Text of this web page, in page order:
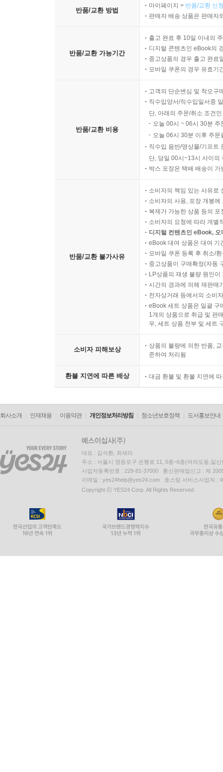
반품/교환 방법
마이페이지 > 반품/교환 신
판매자 배송 상품은 판매자
반품/교환 가능기간
출고 완료 후 10일 이내의
디지털 콘텐츠인 eBook의
중고상품의 경우 출고 완료
모바일 쿠폰의 경우 유효기
반품/교환 비용
고객의 단순변심 및 착오구
직수입양서/직수입일서중
단, 아래의 주문/취소 조건
오늘 00시 ~ 06시 30분
오늘 06시 30분 이후 주
직수입 음반/영상물/기프트
단, 당일 00시~13시 사이의
박스 포장은 택배 배송이
반품/교환 불가사유
소비자의 책임 있는 사유로
소비자의 사용, 포장 개봉
복제가 가능한 상품 등의
소비자의 요청에 따라 개별
디지털 컨텐츠인 eBook,
eBook 대여 상품은 대여 기
모바일 쿠폰 등록 후 취소/
중고상품이 구매확정(자동
LP상품의 재생 불량 원인
시간의 경과에 의해 재판매
전자상거래 등에서의 소비
eBook 세트 상품은 일괄 구
1개의 상품으로 취급 및 판
우, 세트 상품 전부 및 세트
소비자 피해보상
상품의 불량에 의한 반품,
준하여 처리됨
환불 지연에 따른 배상 대금 환불 및 환불 지연에
회사소개 인재채용 이용약관 개인정보처리방침 청소년보호정책 도서홍보안내
대표 : 김석환, 최세라
주소 : 서울시 영등포구 은행로 11, 5층~6층(여의도동,일신
사업자등록번호 : 229-81-37000 통신판매업신고 : 제
이메일 : yes24help@yes24.com 호스팅 서비스사업자 :
Copyright ⓒ YES24 Corp. All Rights Reserved.